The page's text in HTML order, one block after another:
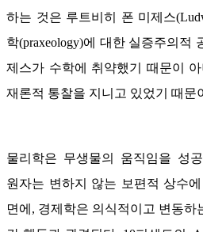
하는 것은 루트비히 폰 미제스
학(praxeology)에 대한 실증주의적
제스가 수학에 취약했기 때문이
재론적 통찰을 지니고 있었기 때문
물리학은 무생물의 움직임을 성
원자는 변하지 않는 보편적 상수
면에, 경제학은 의식적이고 변동하